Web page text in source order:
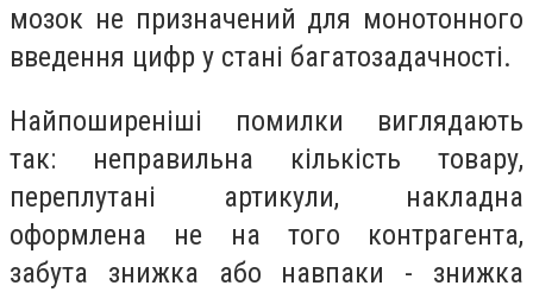
мозок не призначений для монотонного
введення цифр у стані багатозадачності.
Найпоширеніші помилки виглядають
так: неправильна кількість товару,
переплутані артикули, накладна
оформлена не на того контрагента,
забута знижка або навпаки - знижка